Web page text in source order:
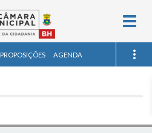
PROPOSIÇÕES AGENDA